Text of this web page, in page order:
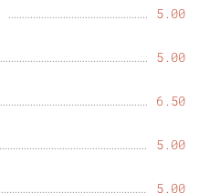
5.00
5.00
6.50
5.00
5.00